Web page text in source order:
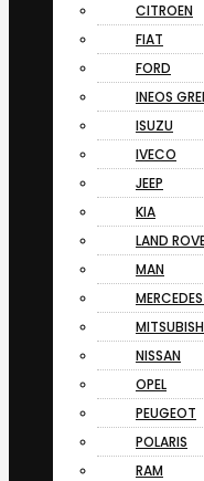
CITROEN
FIAT
FORD
INEOS
ISUZU
IVECO
JEEP
KIA
LAND
MAN
NISSAN
OPEL
PEUGEOT
POLARIS
RAM